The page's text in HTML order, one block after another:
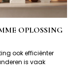
OPLOSSING
ook efficiënter
is vaak